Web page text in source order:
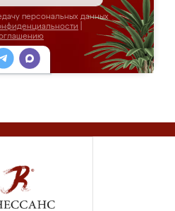
персональных данных